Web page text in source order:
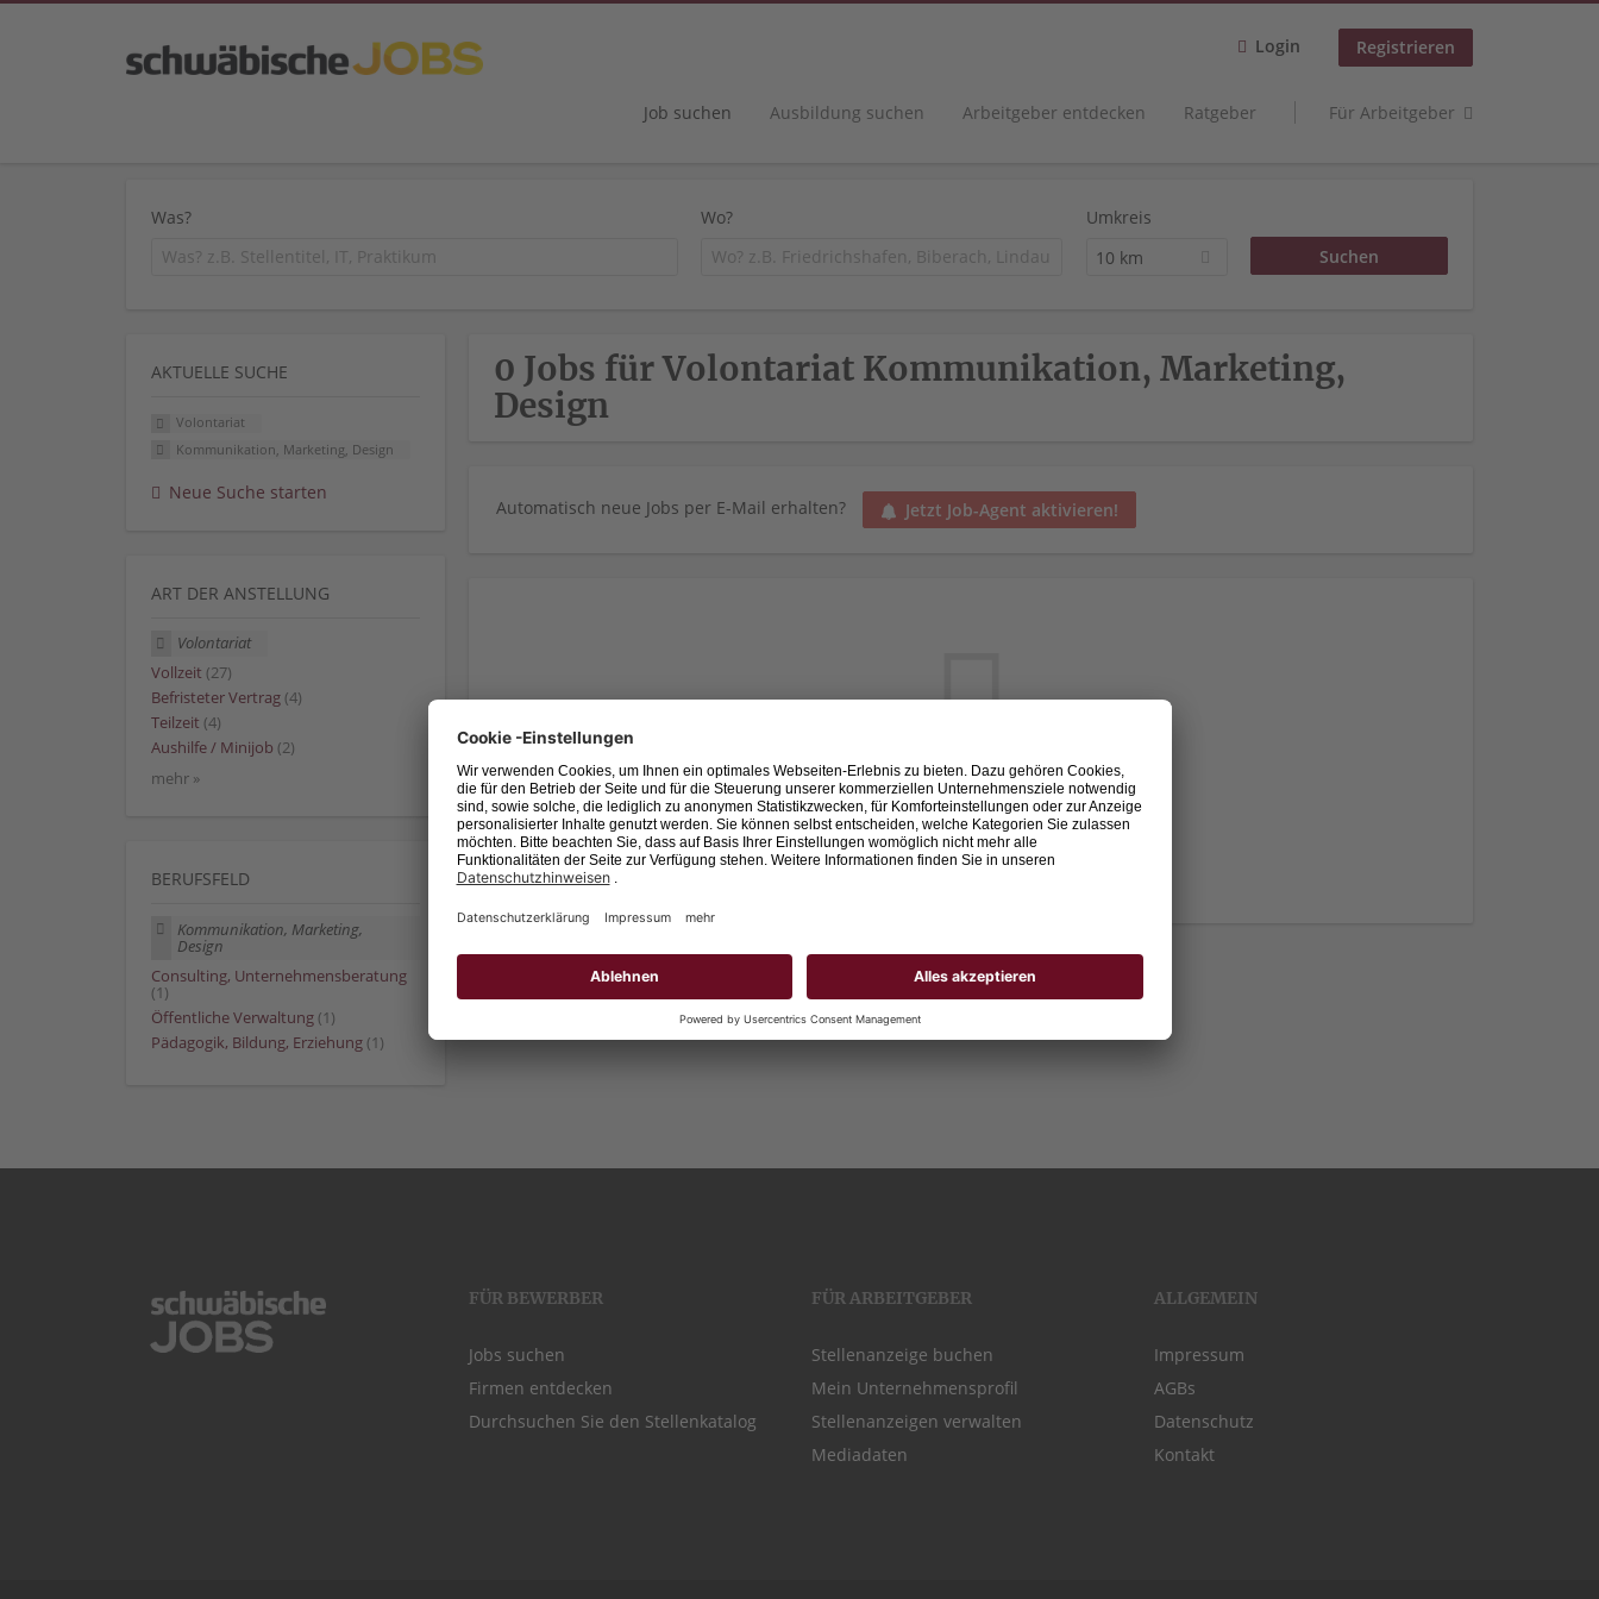
Login Registrieren
Job suchen Ausbildung suchen Arbeitgeber entdecken Ratgeber Für Arbeitgeber
Was? Wo?
Umkreis
10 km
0 Jobs für Volontariat Kommunikation, Marketing,
Design
Automatisch neue Jobs per E-Mail erhalten? Jetzt Job-Agent aktivieren!
Leider keine Jobs gefunden.
AKTUELLE SUCHE
Volontariat
Kommunikation, Marketing, Design
Neue Suche starten
ART DER ANSTELLUNG
Volontariat
Vollzeit (27)
Befristeter Vertrag (4)
Teilzeit (4)
Aushilfe / Minijob (2)
mehr »
BERUFSFELD
Kommunikation, Marketing,
Design
Consulting, Unternehmensberatung
(1)
Öffentliche Verwaltung (1)
Pädagogik, Bildung, Erziehung (1)
FÜR BEWERBER
Jobs suchen
Firmen entdecken
Durchsuchen Sie den Stellenkatalog
FÜR ARBEITGEBER
Stellenanzeige buchen
Mein Unternehmensprofil
Stellenanzeigen verwalten
Mediadaten
ALLGEMEIN
Impressum
AGBs
Datenschutz
Kontakt